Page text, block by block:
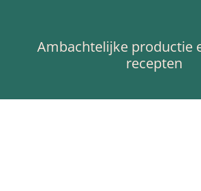
Ambachtelijke productie
recepten